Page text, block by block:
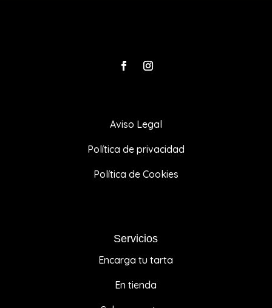
Aviso Legal
Política de privacidad
Política de Cookies
Servicios
Encarga tu tarta
En tienda